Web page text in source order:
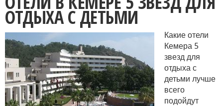
ОТДЫХА С ДЕТЬМИ
Какие отели
Кемера 5
звезд для
отдыха с
детьми лучше
всего
подойдут